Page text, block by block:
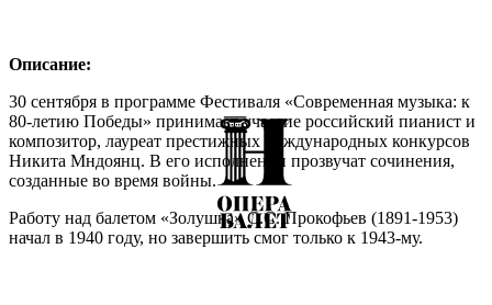
Описание:
30 сентября в программе Фестиваля «Современная музыка: к
80-летию Победы» принимает участие российский пианист и
композитор, лауреат престижных международных конкурсов
Никита Мндоянц. В его исполнении прозвучат сочинения,
созданные во время войны.
Работу над балетом «Золушка» С.С. Прокофьев (1891-1953)
начал в 1940 году, но завершить смог только к 1943-му.